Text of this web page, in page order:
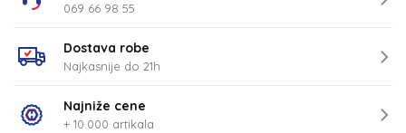
069 66 98 55
Dostava robe
Najkasnije do 21h
Najniže cene
+ 10.000 artikala